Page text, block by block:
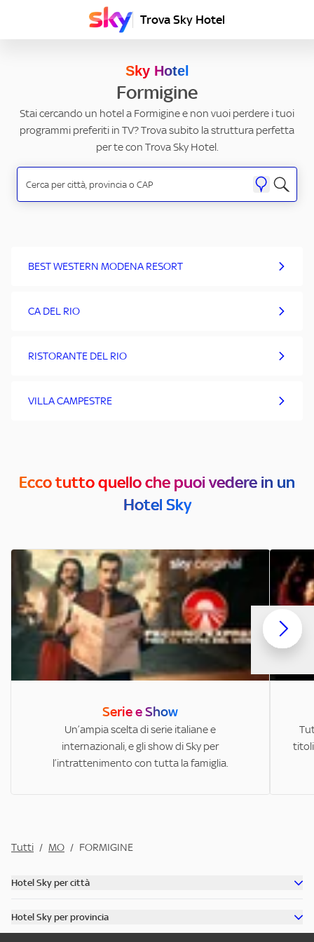
Trova Sky Hotel
Sky Hotel
Formigine
Stai cercando un hotel a Formigine e non vuoi perdere i tuoi
programmi preferiti in TV? Trova subito la struttura perfetta
per te con Trova Sky Hotel.
BEST WESTERN MODENA RESORT
CA DEL RIO
RISTORANTE DEL RIO
VILLA CAMPESTRE
Ecco tutto quello che puoi vedere in un
Hotel Sky
Serie e Show
Un’ampia scelta di serie italiane e
internazionali, e gli show di Sky per
l’intrattenimento con tutta la famiglia.
titoli
Tutti / MO / FORMIGINE
Hotel Sky per città
Scopri tutti gli hotel di Venezia
Hotel Sky per provincia
Scopri tutti gli hotel in provincia di Milano